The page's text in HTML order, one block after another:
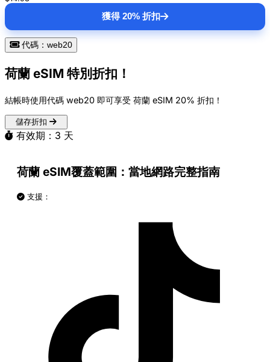
獲得 20% 折扣
代碼：web20
荷蘭 eSIM 特別折扣！
結帳時使用代碼 web20 即可享受 荷蘭 eSIM 20% 折扣 ！
儲存折扣
有效期：3 天
荷蘭 eSIM覆蓋範圍：當地網路完整指南
支援：